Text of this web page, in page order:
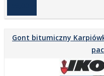
Gont bitumiczny